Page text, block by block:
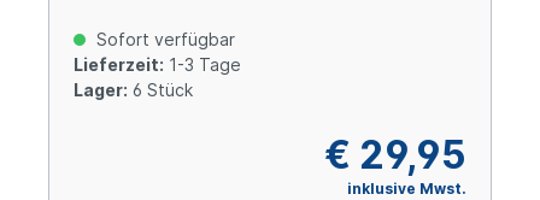
Sofort verfügbar
Lieferzeit: 1-3 Tage
Lager: 6 Stück
€ 29,95
inklusive Mwst.